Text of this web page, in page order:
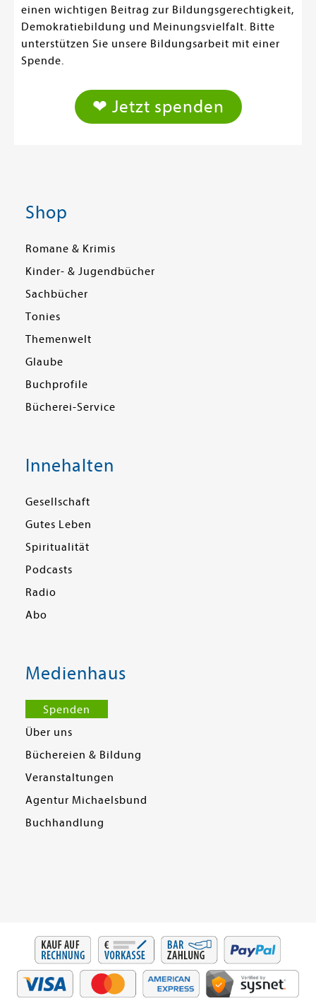
einen wichtigen Beitrag zur Bildungsgerechtigkeit,
Demokratiebildung und Meinungsvielfalt. Bitte
unterstützen Sie unsere Bildungsarbeit mit einer
Spende.
❤ Jetzt spenden
Shop
Romane & Krimis
Kinder- & Jugendbücher
Sachbücher
Tonies
Themenwelt
Glaube
Buchprofile
Bücherei-Service
Innehalten
Gesellschaft
Gutes Leben
Spiritualität
Podcasts
Radio
Abo
Medienhaus
Spenden
Über uns
Büchereien & Bildung
Veranstaltungen
Agentur Michaelsbund
Buchhandlung